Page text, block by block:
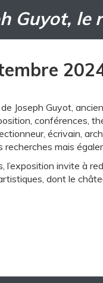
Guyot, le
Joseph Guyot,
conférences,
écrivain,
mais
invite à
dont le